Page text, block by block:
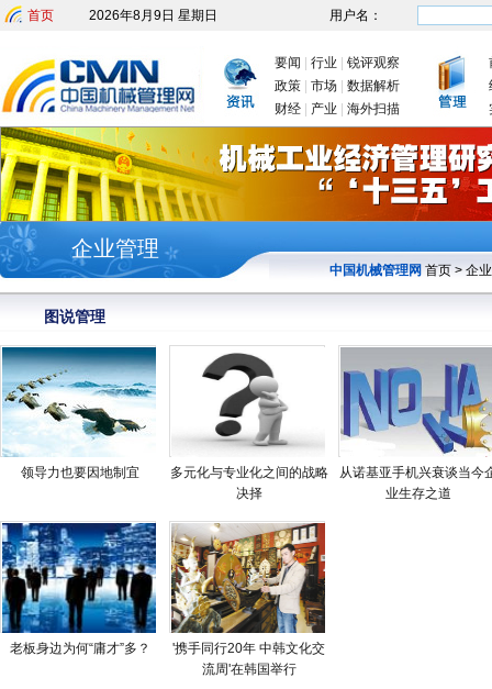
首页 2026年8月9日 星期日 用户名：
要闻 行业
锐评观察
政策
市场
数据解析
财经
产业 海外扫描
企业管理
中国机械管理网 首页 > 企
图说管理
领导力也要因地制宜
多元化与专业化之间的战略
决择
从诺基亚手机兴衰谈当今
业生存之道
老板身边为何“庸才”多？
'携手同行20年 中韩文化交
流周'在韩国举行